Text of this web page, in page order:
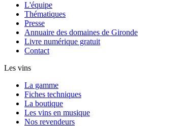
L'équipe
Thématiques
Presse
Annuaire des domaines de Gironde
Livre numérique gratuit
Contact
Les vins
La gamme
Fiches techniques
La boutique
Les vins en musique
Nos revendeurs